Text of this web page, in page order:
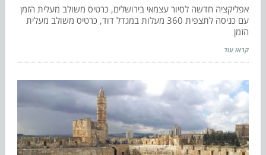
אפליקציה חדשה לסיור עצמאי בירושלים, כרטיס משולב מעלית הזמן
עם כניסה לתצפית 360 מעלות במגדל דוד, כרטיס משולב מעלית
הזמן
קראו עוד